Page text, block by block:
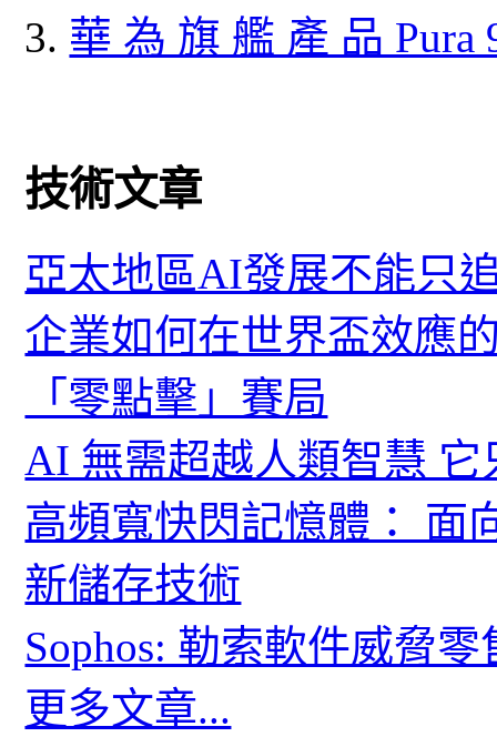
華 為 旗 艦 產 品 Pura
技術文章
亞太地區AI發展不能只
企業如何在世界盃效應
「零點擊」賽局
AI 無需超越人類智慧
高頻寬快閃記憶體： 面
新儲存技術
Sophos: 勒索軟件威脅
更多文章...